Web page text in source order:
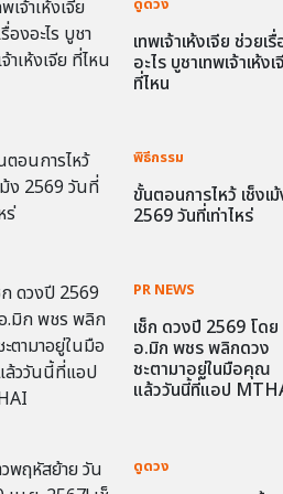
เทพเจ้าเห้งเจีย ช่วยเ
อะไร บูชาเทพเจ้าเห้งเ
ที่ไหน
พิธีกรรม
ขั้นตอนการไหว้ เช็งเ
2569 วันที่เท่าไหร่
PR NEWS
เช็ก ดวงปี 2569 โดย
อ.มิก พชร พลิกดวง
ชะตามาอยู่ในมือคุณ
แล้ววันนี้ที่แอป
ดูดวง